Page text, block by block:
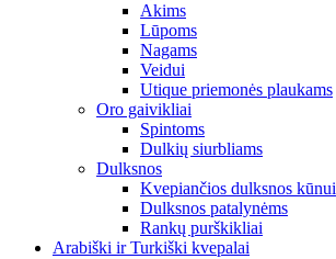
Akims
Lūpoms
Nagams
Veidui
Utique priemonės plaukams
Oro gaivikliai
Spintoms
Dulkių siurbliams
Dulksnos
Kvepiančios dulksnos kūnui
Dulksnos patalynėms
Rankų purškikliai
Arabiški ir Turkiški kvepalai